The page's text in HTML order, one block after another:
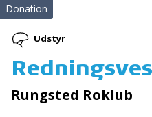
Bedre
Donation
Udstyr
Rungsted Roklub